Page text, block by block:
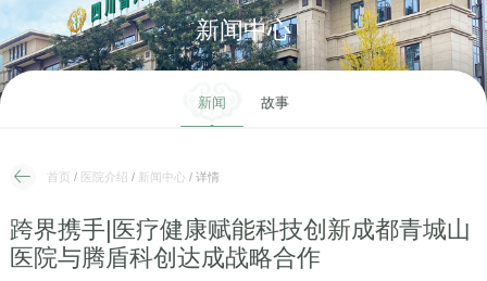
新闻中心
新闻 故事
首页 / 医院介绍 / 新闻中心/ 详情
跨界携手|医疗健康赋能科技创新成都青城山
医院与腾盾科创达成战略合作